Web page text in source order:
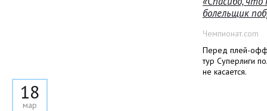
18
мар
болельщик
Чемпионат.com
Перед плей-офф,
тур Суперлиги
не касается.